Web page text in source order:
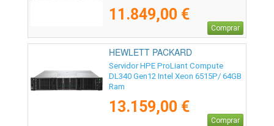
11.849,00 €
Comprar
HEWLETT PACKARD
ENTERPRISE - P87741-425
Servidor HPE ProLiant Compute
DL340 Gen12 Intel Xeon 6515P/ 64GB
Ram
13.159,00 €
Comprar